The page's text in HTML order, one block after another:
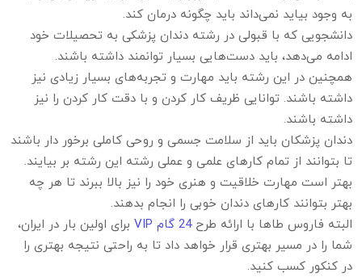
به وجود بیاید نمی‌داند باید چگونه درمان کند.
دانشجویی که با قبولی در رشته دندان پزشکی به تحصیلات خود
ادامه می‌دهد، باید دست‌هایی بسیار توانمند داشته باشند.
همچنین در این رشته باید مهارت و تجربه‌های بسیار زیادی نیز
داشته باشند. توانایی ظریف کار کردن و با دقت کار کردن را نیز
داشته باشند.
دندان پزشکان باید از سلامت جسمی و روحی کاملی برخور دار باشند
تا بتوانند از تمام کارهای علمی و عملی رشته این رشته بر بیایند.
بهتر است مهارت خلاقیت و هنری خود را نیز بالا ببرند تا هر چه
بهتر بتوانند کارهای دندان خوبی را انجام بدهند.
البته فاروس طاها با ارائه طرح24 گام VIP
برای اولین بار در ایران،
شما را در مسیر بهتری قرار خواهد داد تا به راحتی نتیجه بهتری را
در کنکور کسب کنید.